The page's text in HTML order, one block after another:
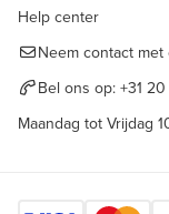
Help center
Neem contact
Bel ons op: +31
Maandag tot Vrijdag